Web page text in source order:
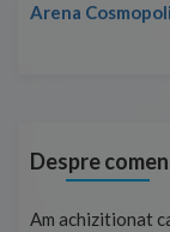
Arena
Despre
Am achizitionat